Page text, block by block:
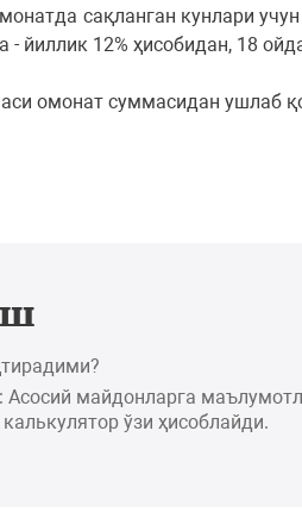
сақланган кунлари
йиллик 12% ҳисобидан, 18
омонат суммасидан ушлаб
майдонларга
ўзи ҳисоблайди.